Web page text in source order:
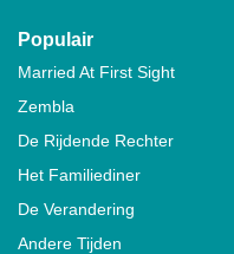
Populair
Married At First Sight
Zembla
De Rijdende Rechter
Het Familiediner
De Verandering
Andere Tijden